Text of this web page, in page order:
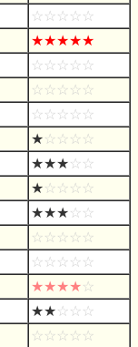
☆☆☆☆☆
★★★★★
☆☆☆☆☆
☆☆☆☆☆
☆☆☆☆☆
★☆☆☆☆
★★★☆☆
★☆☆☆☆
★★★☆☆
☆☆☆☆☆
☆☆☆☆☆
★★★★☆
★★☆☆☆
☆☆☆☆☆